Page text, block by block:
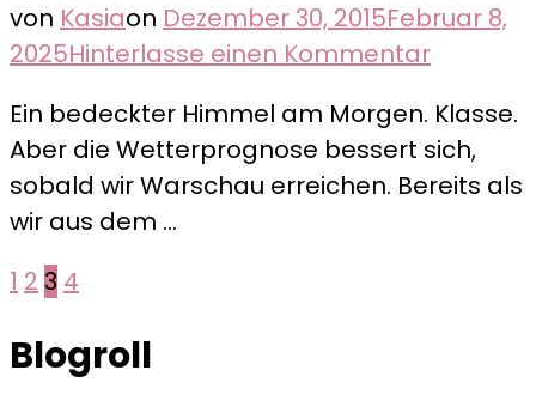
von Kasiaon Dezember 30, 2015Februar 8,
2025Hinterlasse einen Kommentarzu
–
Der
Ein bedeckter Himmel am Morgen. Klasse.
Aber die Wetterprognose bessert sich,
sobald wir Warschau erreichen. Bereits als
wir aus dem …
Seitennummerierung
der
Seite
1 Seite
2 Seite
3 Seite
4
Blogroll